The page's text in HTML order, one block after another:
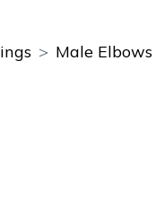
Male Elbows